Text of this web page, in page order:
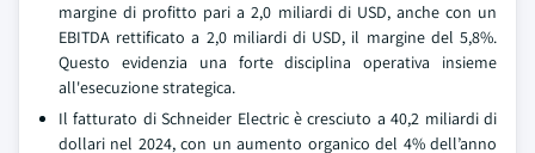
margine di profitto pari a 2,0 miliardi di USD, anche con un
EBITDA rettificato a 2,0 miliardi di USD, il margine del 5,8%.
Questo evidenzia una forte disciplina operativa insieme
all'esecuzione strategica.
Il fatturato di Schneider Electric è cresciuto a 40,2 miliardi di
dollari nel 2024, con un aumento organico del 4% dell’anno